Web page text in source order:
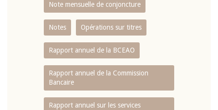
Note mensuelle de conjoncture
Notes Opérations sur titres
Rapport annuel de la BCEAO
Rapport annuel de la Commission
Bancaire
Rapport annuel sur les services